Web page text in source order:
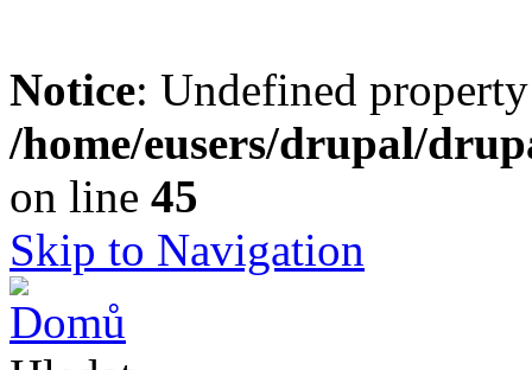
Notice: Undefined
/home/eusers/drupal/
on line 45
Skip to Navigation